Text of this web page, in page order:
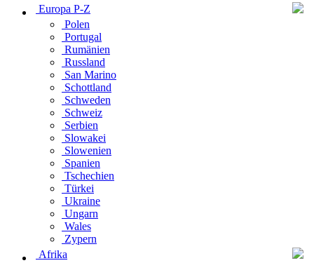
Europa P-Z
Polen
Portugal
Rumänien
Russland
San Marino
Schottland
Schweden
Schweiz
Serbien
Slowakei
Slowenien
Spanien
Tschechien
Türkei
Ukraine
Ungarn
Wales
Zypern
Afrika